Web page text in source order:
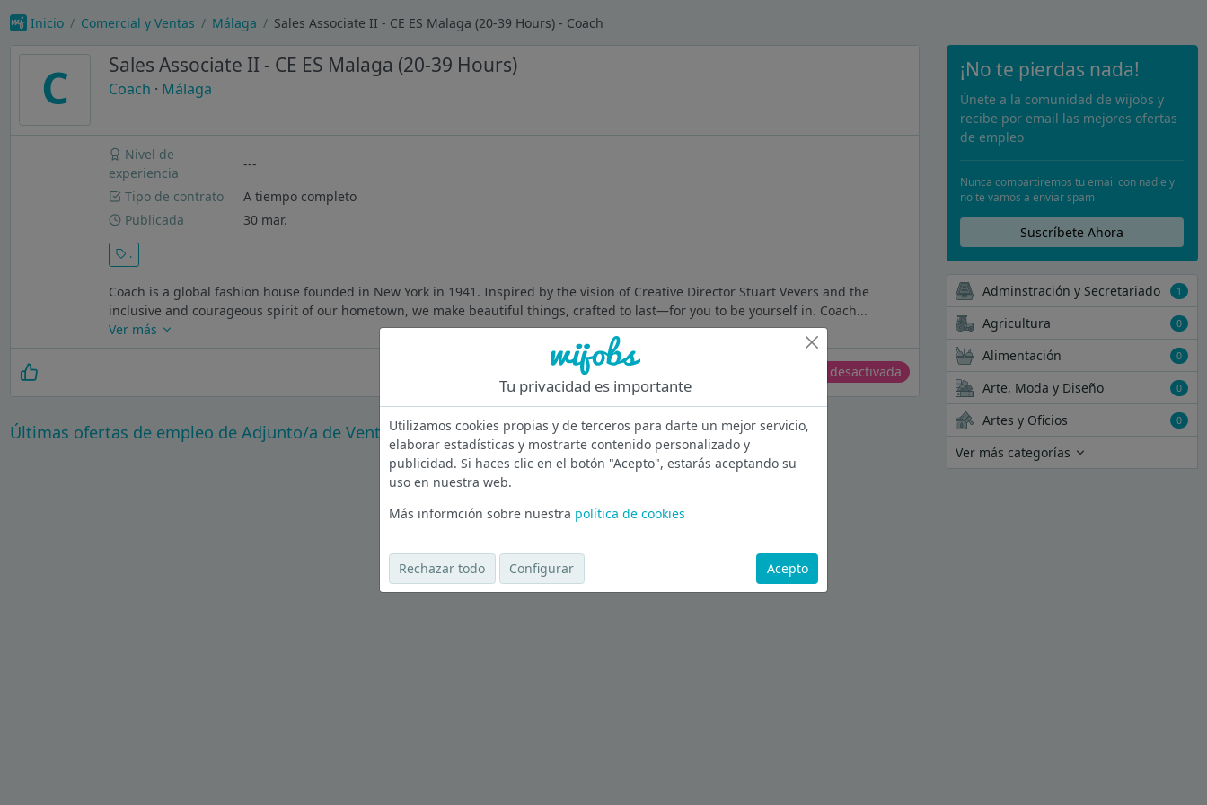
Inicio Comercial y Ventas Málaga Sales Associate II - CE ES Malaga (20-39 Hours) - Coach
C Sales Associate II - CE ES Malaga (20-39 Hours)
Coach · Málaga
Nivel de
experiencia
---
Tipo de contrato
A tiempo completo
Publicada
30 mar.
.
Coach is a global fashion house founded in New York in 1941. Inspired by the vision of Creative Director Stuart Vevers and the
inclusive and courageous spirit of our hometown, we make beautiful things, crafted to last—for you to be yourself in. Coach...
Ver más
Oferta desactivada
Últimas ofertas de empleo de Adjunto/a de Ventas en Málaga
Ver más ofertas
¡No te pierdas nada!
Únete a la comunidad de wijobs y
recibe por email las mejores ofertas
de empleo
Nunca compartiremos tu email con nadie y
no te vamos a enviar spam
Suscríbete Ahora
Adminstración y Secretariado 1
Agricultura 0
Alimentación 0
Arte, Moda y Diseño 0
Artes y Oficios 0
Ver más categorías
Tu privacidad es importante
Utilizamos cookies propias y de terceros para darte un mejor servicio,
elaborar estadísticas y mostrarte contenido personalizado y
publicidad. Si haces clic en el botón "Acepto", estarás aceptando su
uso en nuestra web.
Más informción sobre nuestra política de cookies
Rechazar todo Configurar Acepto